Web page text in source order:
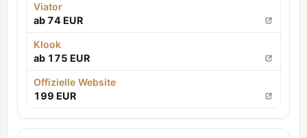
Viator
ab 74 EUR
Klook
ab 175 EUR
Offizielle Website
199 EUR